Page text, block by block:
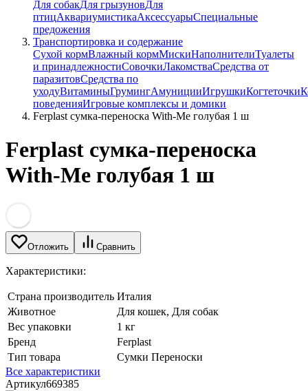
Для собакДля грызуновДля
птицАквариумистикаАксессуарыСпециальные
предожения
Транспортировка и содержание
Сухой кормВлажный кормМискиНаполнителиТуалеты
и принадлежностиСовочкиЛакомстваСредства от
паразитовСредства по
уходуВитаминыГрумингАмуницииИгрушкиКогтеточки
поведенияИгровые комплексы и домики
Ferplast сумка-переноска With-Me голубая 1 ш
Ferplast сумка-переноска
With-Me голубая 1 ш
Отложить Сравнить
Характеристики:
Страна производитель Италия
Животное
Для кошек, Для собак
Вес упаковки
1 кг
Бренд
Ferplast
Тип товара
Сумки Переноски
Все характеристики
Артикул669385